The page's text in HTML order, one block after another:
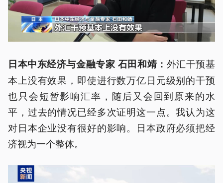
日本中东经济与金融专家 石田和靖： 外汇干预基
本上没有效果，即使进行数万亿日元级别的干预
也只会短暂影响汇率，随后又会回到原来的水
平，过去的情况已经多次证明这一点。我认为这
对日本企业没有很好的影响。日本政府必须把经
济视为一个整体。